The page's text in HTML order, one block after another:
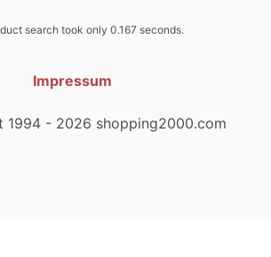
search took only 0.167 seconds.
Impressum
- 2026 shopping2000.com